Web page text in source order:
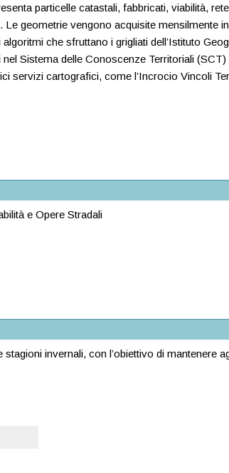
particelle catastali, fabbricati, viabilità,
geometrie vengono acquisite mensilmente
che sfruttano i grigliati dell’Istituto
Sistema delle Conoscenze Territoriali
servizi cartografici, come l’Incrocio Vincoli
e Opere Stradali
invernali, con l’obiettivo di mantenere